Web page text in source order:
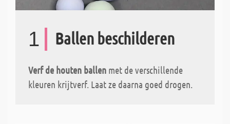
1 Ballen beschilderen
Verf de houten ballen met de verschillende
kleuren krijtverf. Laat ze daarna goed drogen.